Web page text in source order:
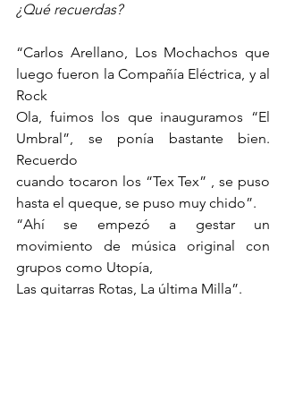
¿Qué recuerdas?
“Carlos Arellano, Los Mochachos que
luego fueron la Compañía Eléctrica, y al
Rock
Ola, fuimos los que inauguramos “El
Umbral”, se ponía bastante bien.
Recuerdo
cuando tocaron los “Tex Tex” , se puso
hasta el queque, se puso muy chido”.
“Ahí se empezó a gestar un
movimiento de música original con
grupos como Utopía,
Las guitarras Rotas, La última Milla”.